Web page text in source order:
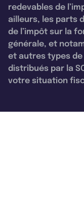
redevables de
ailleurs, les parts
de l’impôt sur la
générale, et
et autres types
distribués par la
votre situation